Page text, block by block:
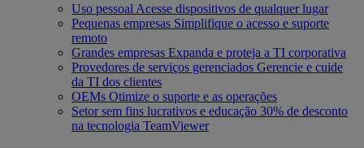
Uso pessoal Acesse dispositivos de qualquer lugar
Pequenas empresas Simplifique o acesso e suporte
remoto
Grandes empresas Expanda e proteja a TI corporativa
Provedores de serviços gerenciados Gerencie e cuide
da TI dos clientes
OEMs Otimize o suporte e as operações
Setor sem fins lucrativos e educação 30% de desconto
na tecnologia TeamViewer